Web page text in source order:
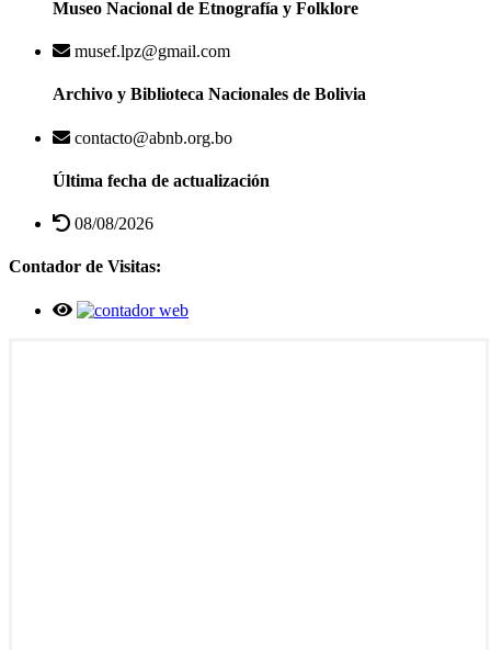
Museo Nacional de Etnografía y Folklore
musef.lpz@gmail.com
Archivo y Biblioteca Nacionales de Bolivia
contacto@abnb.org.bo
Última fecha de actualización
08/08/2026
Contador de Visitas: